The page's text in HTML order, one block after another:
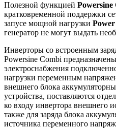
Полезной функцией Powersine
кратковременной поддержки
запусе мощной нагрузки
генератор не могут выдать
Инверторы со встроенным
Powersine Combi
электроснабжения
нагрузки переменным
внешнего блока
устройства, поставляются
ко входу инвертора внешнего
также для заряда блока
источника переменного